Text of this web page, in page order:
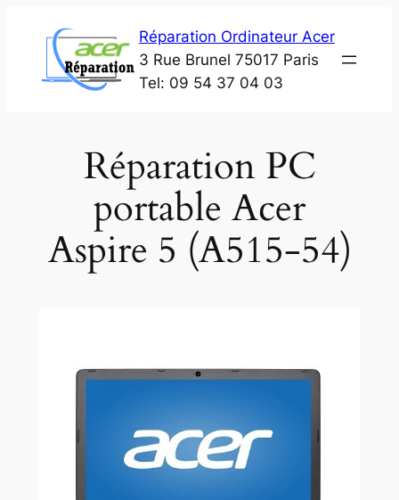
contenu
Réparation Ordinateur Acer
3 Rue Brunel 75017 Paris
Tel: 09 54 37 04 03
Réparation PC
portable Acer
Aspire 5 (A515-54)